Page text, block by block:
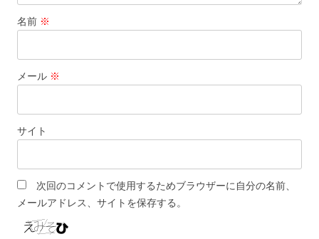
名前 ※
メール ※
サイト
次回のコメントで使用するためブラウザーに自分の名前、
メールアドレス、サイトを保存する。